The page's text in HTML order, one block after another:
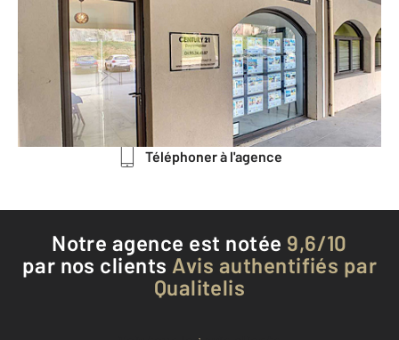
Bâtiment C
L ILE ROUSSE - 20220
Envoyer un message
Téléphoner à l'agence
Notre agence est notée 9,6/10
par nos clients Avis authentifiés par
Qualitelis